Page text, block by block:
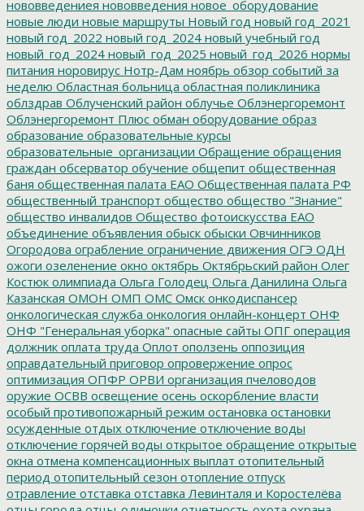
нововведениея нововведения новое_оборудование
новые люди новые маршруты Новый год новый год_2021
новый год_2022 новый год_2024 новый учебный год
новый_год_2024 новый_год_2025 новый_год_2026 нормы
питания норовирус Нотр-Дам ноябрь обзор событий за
неделю Областная больница областная поликлиника
облздрав Облученский район облучье Облэнергоремонт
Облэнергоремонт Плюс обман оборудование образ
образование образовательные курсы
образовательные_организации Обращение обращения
граждан обсерватор обучение общепит общественная
баня общественная палата ЕАО Общественная палата РФ
общественный транспорт общество общество "Знание"
общество инвалидов Общество фотоискусства ЕАО
объединение объявления обыск обыски Овчинников
Огородова ограбление ограничение движения ОГЭ ОДН
ожоги озеленение окно октябрь Октябрьский район Олег
Костюк олимпиада Ольга Голодец Ольга Данилина Ольга
Казанская ОМОН ОМП ОМС Омск онкодиспансер
онкологическая служба онкология онлайн-концерт ОНФ
ОНФ "Генеральная уборка" опасные сайты ОПГ операция
должник оплата труда Оплот оползень оппозиция
оправдательный приговор опровержение опрос
оптимизация ОПФР ОРВИ организация пчеловодов
оружие ОСВВ освещение осень оскорбление власти
особый противопожарный режим остановка остановки
осужденные отдых отключение отключение воды
отключение горячей воды открытое обращение открытые
окна отмена компенсационных выплат отопительный
период отопительный сезон отопление отпуск
отравление отставка отставка Левинталя и Коростелёва